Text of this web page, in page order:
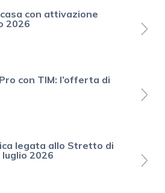
con attivazione
2026
con TIM: l’offerta di
legata allo Stretto di
2026